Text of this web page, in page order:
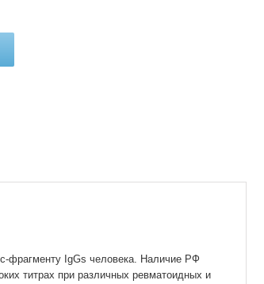
фрагменту IgGs человека. Наличие РФ
титрах при различных ревматоидных и